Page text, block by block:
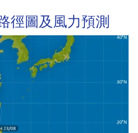
徑圖及風力預測